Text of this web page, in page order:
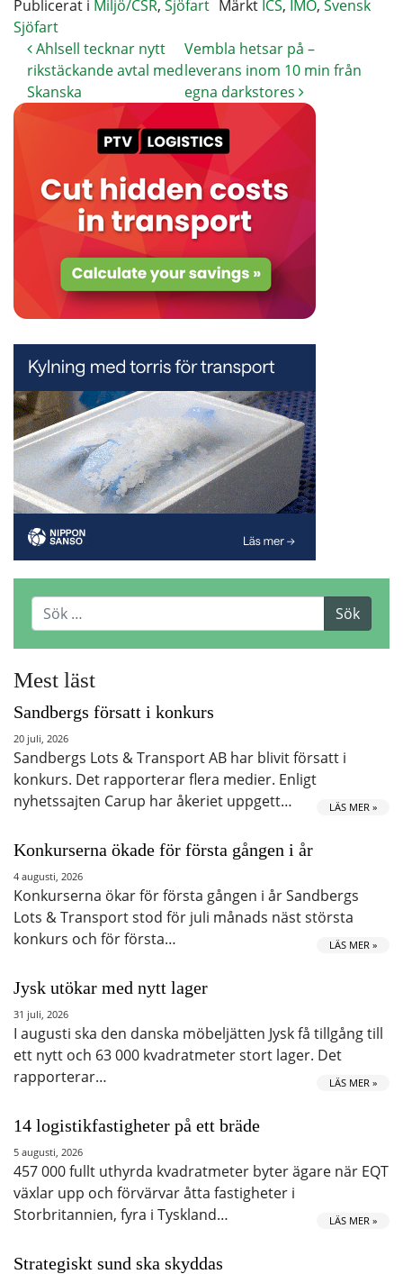
Publicerat i Miljö/CSR, Sjöfart Märkt ICS, IMO, Svensk
Sjöfart
Ahlsell tecknar nytt
rikstäckande avtal med
Skanska
Vembla hetsar på –
leverans inom 10 min från
egna darkstores
Mest läst
Sandbergs försatt i konkurs
20 juli, 2026
Sandbergs Lots & Transport AB har blivit försatt i
konkurs. Det rapporterar flera medier. Enligt
nyhetssajten Carup har åkeriet uppgett…
LÄS MER »
Konkurserna ökade för första gången i år
4 augusti, 2026
Konkurserna ökar för första gången i år Sandbergs
Lots & Transport stod för juli månads näst största
konkurs och för första…
LÄS MER »
Jysk utökar med nytt lager
31 juli, 2026
I augusti ska den danska möbeljätten Jysk få tillgång till
ett nytt och 63 000 kvadratmeter stort lager. Det
rapporterar…
LÄS MER »
14 logistikfastigheter på ett bräde
5 augusti, 2026
457 000 fullt uthyrda kvadratmeter byter ägare när EQT
växlar upp och förvärvar åtta fastigheter i
Storbritannien, fyra i Tyskland…
LÄS MER »
Strategiskt sund ska skyddas